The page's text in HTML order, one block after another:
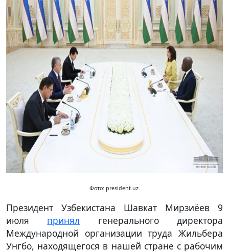
Фото: president.uz.
Президент Узбекистана Шавкат Мирзиёев 9
июля принял генерального директора
Международной организации труда Жильбера
Унгбо, находящегося в нашей стране с рабочим